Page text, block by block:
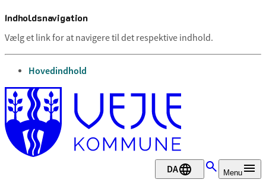
Indholdsnavigation
Vælg et link for at navigere til det respektive indhold.
gå til
Hovedindhold
DA Menu